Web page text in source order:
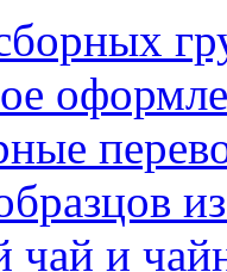
чай и